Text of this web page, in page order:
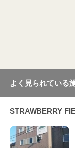
よく見られている
STRAWBERRY